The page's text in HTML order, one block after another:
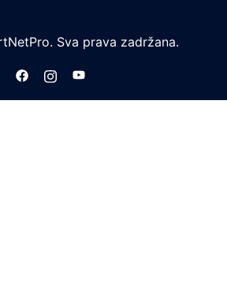
Sva prava zadržana.